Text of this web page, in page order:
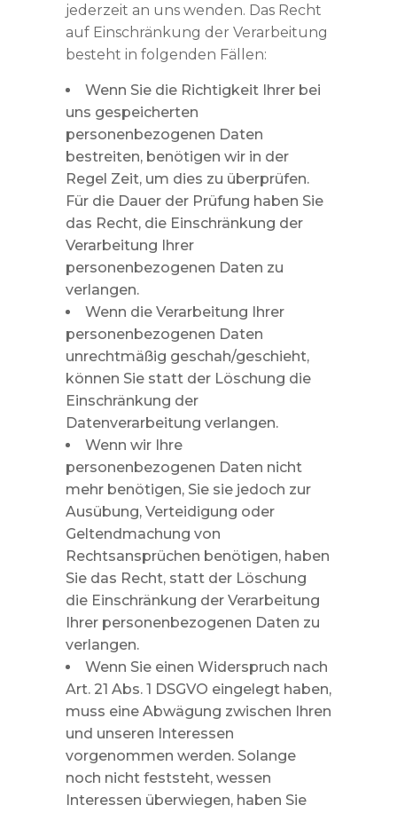
jederzeit an uns wenden. Das Recht
auf Einschränkung der Verarbeitung
besteht in folgenden Fällen:
Wenn Sie die Richtigkeit Ihrer bei
uns gespeicherten
personenbezogenen Daten
bestreiten, benötigen wir in der
Regel Zeit, um dies zu überprüfen.
Für die Dauer der Prüfung haben Sie
das Recht, die Einschränkung der
Verarbeitung Ihrer
personenbezogenen Daten zu
verlangen.
Wenn die Verarbeitung Ihrer
personenbezogenen Daten
unrechtmäßig geschah/geschieht,
können Sie statt der Löschung die
Einschränkung der
Datenverarbeitung verlangen.
Wenn wir Ihre
personenbezogenen Daten nicht
mehr benötigen, Sie sie jedoch zur
Ausübung, Verteidigung oder
Geltendmachung von
Rechtsansprüchen benötigen, haben
Sie das Recht, statt der Löschung
die Einschränkung der Verarbeitung
Ihrer personenbezogenen Daten zu
verlangen.
Wenn Sie einen Widerspruch nach
Art. 21 Abs. 1 DSGVO eingelegt haben,
muss eine Abwägung zwischen Ihren
und unseren Interessen
vorgenommen werden. Solange
noch nicht feststeht, wessen
Interessen überwiegen, haben Sie